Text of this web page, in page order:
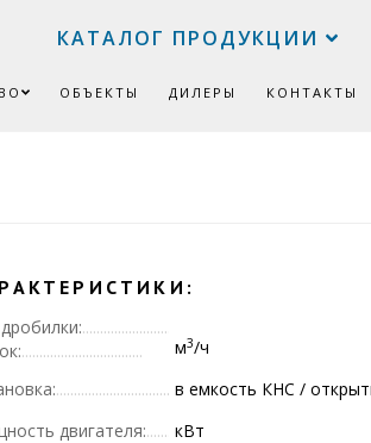
КАТАЛОГ ПРОДУКЦИИ
ОБЪЕКТЫ ДИЛЕРЫ КОНТАКТЫ
м3/ч
в емкость КНС /
двигателя:
кВт